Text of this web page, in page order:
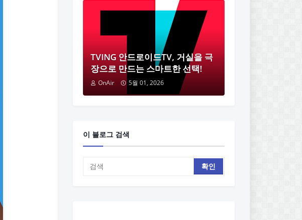
TVING 안드로이드TV, 거실을 극
장으로 만드는 스마트한 선택!
OnAir 5월 01, 2026
이 블로그 검색